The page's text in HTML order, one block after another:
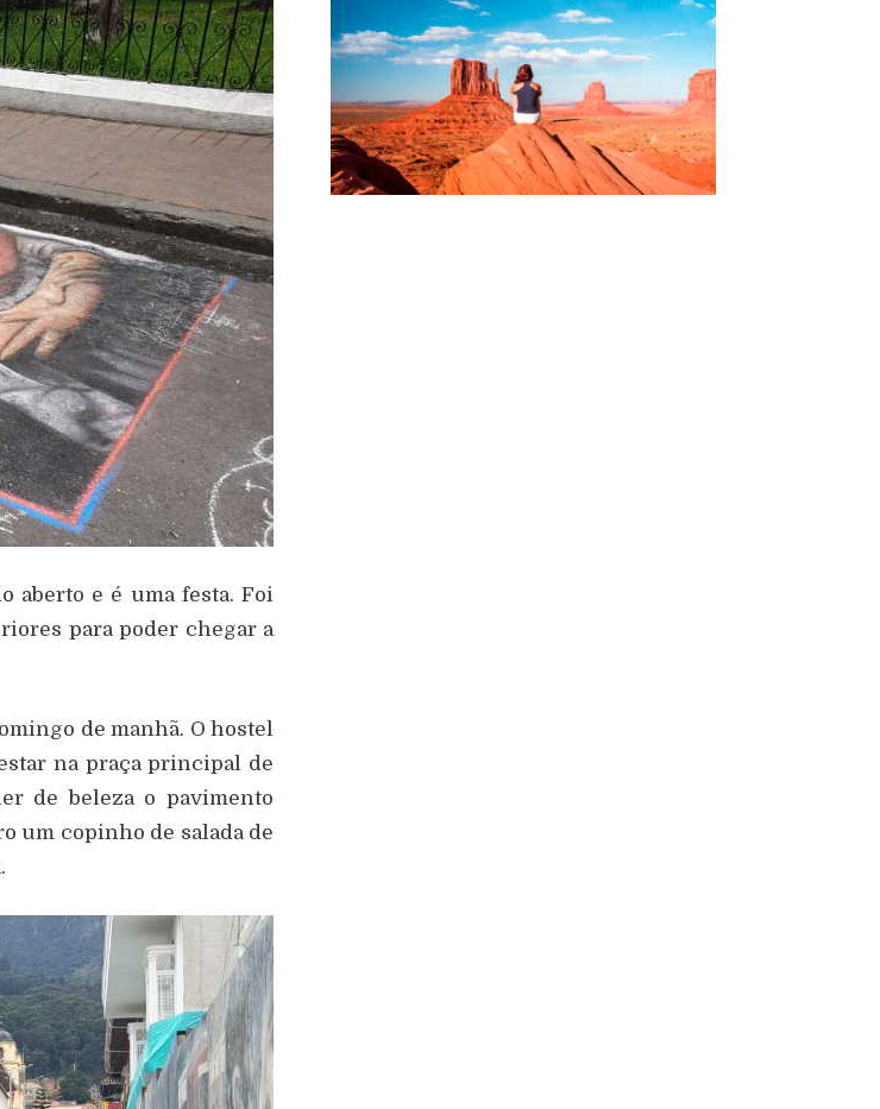
aberto e é uma festa. Foi
para poder chegar a
de manhã. O hostel
na praça principal de
de beleza o pavimento
um copinho de salada de